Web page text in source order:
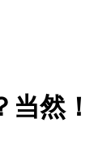
然！